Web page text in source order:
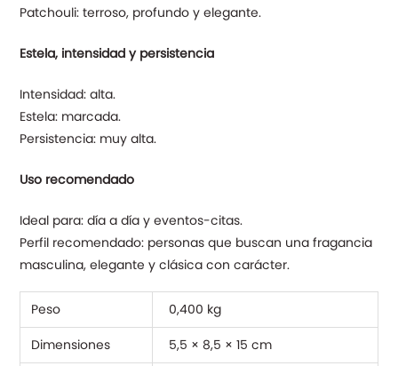
Patchouli: terroso, profundo y elegante.
Estela, intensidad y persistencia
Intensidad: alta.
Estela: marcada.
Persistencia: muy alta.
Uso recomendado
Ideal para: día a día y eventos-citas.
Perfil recomendado: personas que buscan una fragancia
masculina, elegante y clásica con carácter.
Peso
0,400 kg
Dimensiones
5,5 × 8,5 × 15 cm